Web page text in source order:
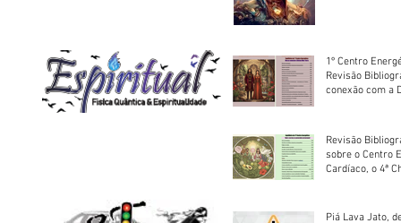
1º Centro
Revisão
conexão com a
Revisão
sobre o Centro
Cardíaco, o 4ª
Piá Lava Jato,